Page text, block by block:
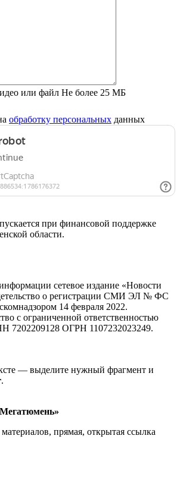
или файл Не более 25 МБ
обработку персональных данных
при финансовой поддержке
области.
сетевое издание «Новости
о регистрации СМИ ЭЛ № ФС
14 февраля 2022.
с ограниченной ответственностью
7202209128 ОГРН 1107232023249.
— выделите нужный фрагмент и
.
прямая, открытая ссылка